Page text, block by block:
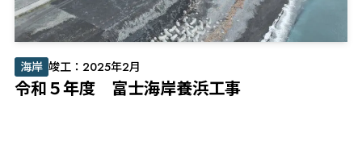
PUBLIC
公共
FACTORY
RIVER
河川
SABO
令和５年度 富士海岸養浜工事
海岸 竣工：2025年2月